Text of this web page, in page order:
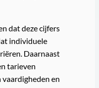
dat deze cijfers
individuele
Daarnaast
tarieven
en